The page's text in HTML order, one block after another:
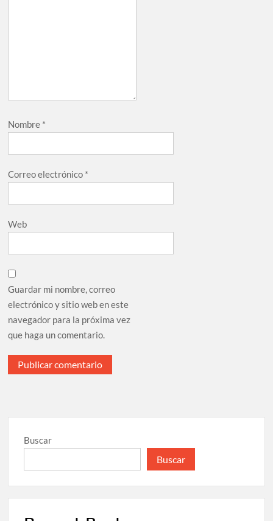
Nombre *
Correo electrónico *
Web
Guardar mi nombre, correo
electrónico y sitio web en este
navegador para la próxima vez
que haga un comentario.
Buscar
Buscar